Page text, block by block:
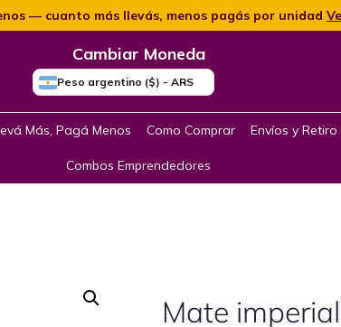
— cuanto más llevás, menos pagás por unidad
Cambiar Moneda
Peso argentino ($) - ARS
Más, Pagá Menos Como Comprar Envíos y Retiro
Combos Emprendedores
Mate